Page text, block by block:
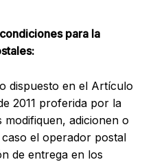
para la
dispuesto en el Artículo
2011 proferida por la
modifiquen, adicionen o
el operador postal
de entrega en los